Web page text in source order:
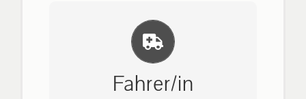
Bitte unter unserem Büro anrufen
auf: 0162-7909946
Fahrer/in
Einlernung und Infos